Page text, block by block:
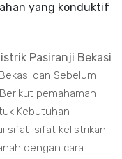
yang konduktif
dan Sebelum
pemahaman
Kebutuhan
sifat-sifat kelistrikan
dengan cara